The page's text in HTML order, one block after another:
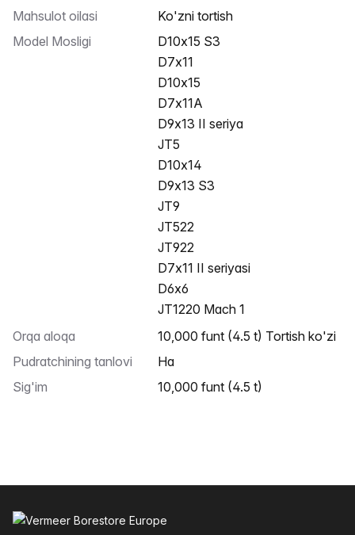
Mahsulot oilasi
Ko'zni tortish
Model Mosligi
D10x15 S3
D7x11
D10x15
D7x11A
D9x13 II seriya
JT5
D10x14
D9x13 S3
JT9
JT522
JT922
D7x11 II seriyasi
D6x6
JT1220 Mach 1
Orqa aloqa
10,000 funt (4.5 t) Tortish ko'zi
Pudratchining tanlovi
Ha
Sig'im
10,000 funt (4.5 t)